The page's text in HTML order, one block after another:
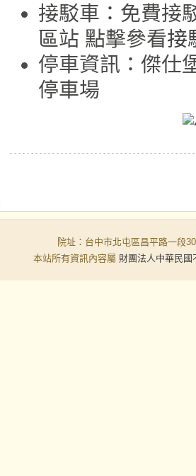
接駁車：免費接
區站 點擊參看接
停車資訊：傑仕
停車場
院址：台中市北屯區昌平路一
本站所有資訊內容屬 財團法人中華民國